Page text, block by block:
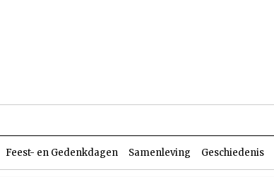
Feest- en Gedenkdagen Samenleving Geschiedenis